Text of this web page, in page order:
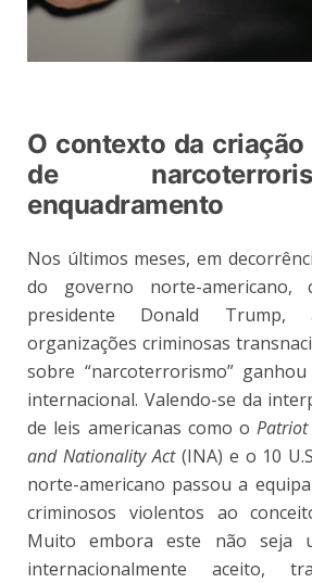
O contexto da
de
enquadramento
Nos últimos meses, em
do governo norte-americano,
presidente Donald
organizações criminosas
sobre “narcoterrorismo”
internacional. Valendo-se da
de leis americanas como oPatriot
and Nationality Act(INA) e o 10
norte-americano passou a
criminosos violentos ao
Muito embora este não seja
internacionalmente aceito,